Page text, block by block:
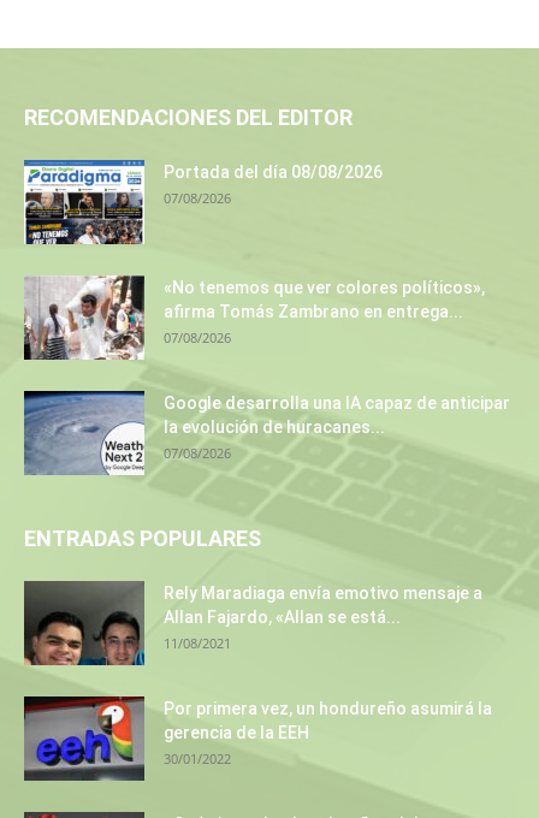
RECOMENDACIONES DEL EDITOR
Portada del día 08/08/2026
07/08/2026
«No tenemos que ver colores políticos»,
afirma Tomás Zambrano en entrega...
07/08/2026
Google desarrolla una IA capaz de anticipar
la evolución de huracanes...
07/08/2026
ENTRADAS POPULARES
Rely Maradiaga envía emotivo mensaje a
Allan Fajardo, «Allan se está...
11/08/2021
Por primera vez, un hondureño asumirá la
gerencia de la EEH
30/01/2022